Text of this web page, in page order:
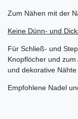
Zum Nähen mit der
Keine Dünn- und
Für Schließ- und
Knopflöcher und
und dekorative Nähte
Empfohlene Nadel